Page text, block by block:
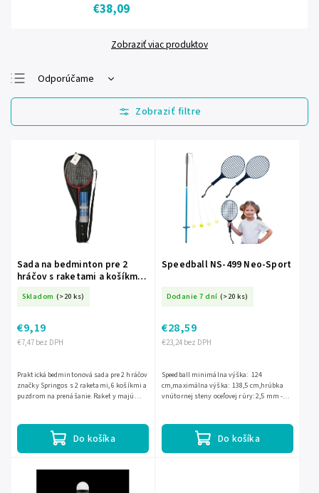
€38,09
Zobraziť viac produktov
Odporúčame
Najlacnejšie
Najdrahšie
Abecedne
Sada na bedminton pre 2
hráčov s raketami a košíkmi
Skladom (>20 ks)
€7,47 bez DPH
€9,19
Do košíka
Praktická bedmintonová sada pre 2 hráčov
značky Springos s 2 raketami, 6 košíkmi a
puzdrom na prenášanie. Raket y majú
Speedball NS-499 Neo-Sport
Dodanie 7 dní (>20 ks)
€23,24 bez DPH
€28,59
Do košíka
Speedball minimálna výška: 124
cm,maximálna výška: 138,5 cm,hrúbka
vnútornej steny oceľovej rúry: 2,5 mm -